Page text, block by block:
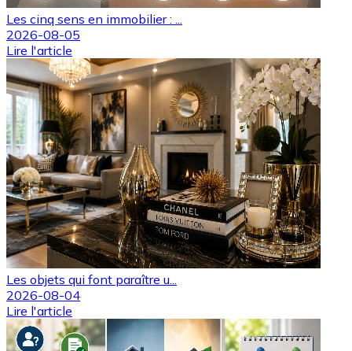
Les cinq sens en immobilier : ...
2026-08-05
Lire l'article
Les objets qui font paraître u...
2026-08-04
Lire l'article